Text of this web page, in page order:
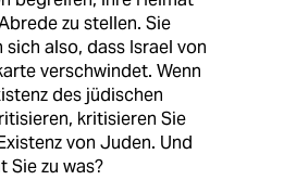
zu stellen. Sie
sich also, dass Israel von
verschwindet. Wenn
des jüdischen
kritisieren Sie
von Juden. Und
Sie zu was?